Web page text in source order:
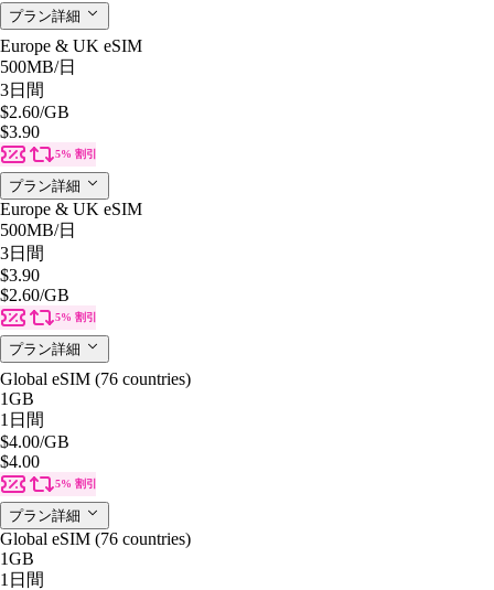
プラン詳細
Europe & UK eSIM
500MB/日
3日間
$2.60/GB
$3.90
5% 割引
プラン詳細
Europe & UK eSIM
500MB/日
3日間
$3.90
$2.60/GB
5% 割引
プラン詳細
Global eSIM (76 countries)
1GB
1日間
$4.00/GB
$4.00
5% 割引
プラン詳細
Global eSIM (76 countries)
1GB
1日間